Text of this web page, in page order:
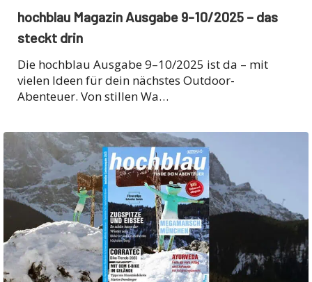
hochblau Magazin Ausgabe 9-10/2025 – das
steckt drin
Die hochblau Ausgabe 9–10/2025 ist da – mit
vielen Ideen für dein nächstes Outdoor-
Abenteuer. Von stillen Wa…